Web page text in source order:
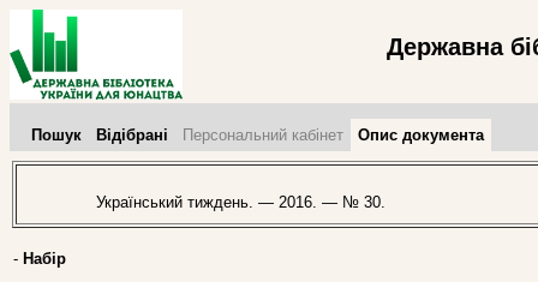
Державна
Пошук Відібрані Персональний кабінет Опис документа
Український тиждень. — 2016. — № 30.
- Набір